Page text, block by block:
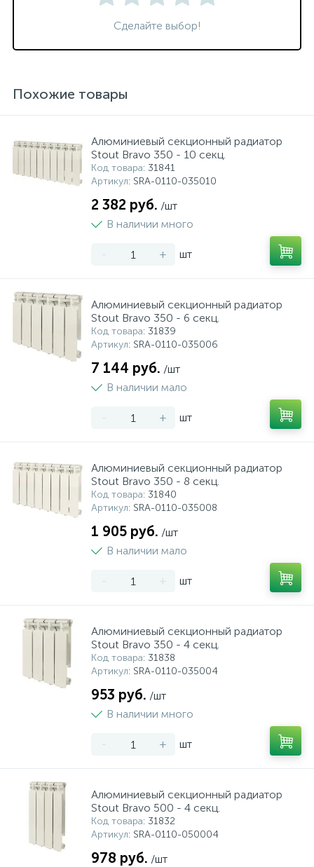
Сделайте выбор!
Похожие товары
Алюминиевый секционный радиатор
Stout Bravo 350 - 10 секц.
Код товара: 31841
Артикул: SRA-0110-035010
2 382 руб. /шт
В наличии много
- + шт
Алюминиевый секционный радиатор
Stout Bravo 350 - 6 секц.
Код товара: 31839
Артикул: SRA-0110-035006
7 144 руб. /шт
В наличии мало
- + шт
Алюминиевый секционный радиатор
Stout Bravo 350 - 8 секц.
Код товара: 31840
Артикул: SRA-0110-035008
1 905 руб. /шт
В наличии мало
- + шт
Алюминиевый секционный радиатор
Stout Bravo 350 - 4 секц.
Код товара: 31838
Артикул: SRA-0110-035004
953 руб. /шт
В наличии много
- + шт
Алюминиевый секционный радиатор
Stout Bravo 500 - 4 секц.
Код товара: 31832
Артикул: SRA-0110-050004
978 руб. /шт